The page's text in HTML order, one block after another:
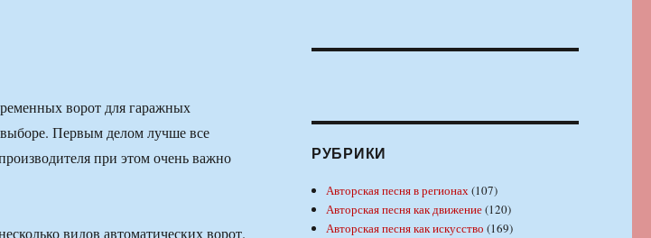
ворот для гаражных
Первым делом лучше все
при этом очень важно
видов автоматических ворот.
РУБРИКИ
Авторская песня в регионах(107)
Авторская песня как движение(120)
Авторская песня как искусство (169)